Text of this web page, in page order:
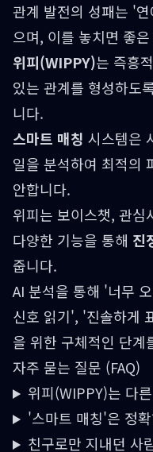
관계 발전의 성패는 '
으며, 이를 놓치면 좋
위피(WIPPY)는 즉흥
있는 관계를 형성하도
니다.
스마트 매칭 시스템은
일을 분석하여 최적의
안합니다.
위피는 보이스챗, 관심
다양한 기능을 통해 진
줍니다.
AI 분석을 통해 '너무
신호 읽기', '진솔하게
을 위한 구체적인 단계
자주 묻는 질문 (FAQ)
위피(WIPPY)는 다
'스마트 매칭'은 정
친구로만 지내던 사